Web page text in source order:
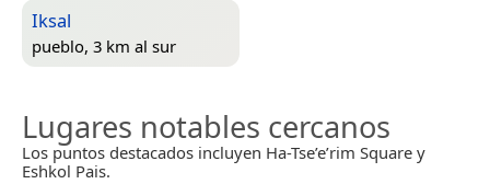
Iksal
pueblo, 3 km al sur
Lugares notables cercanos
Los puntos destacados incluyen Ha-Tse’e’rim Square y
Eshkol Pais.